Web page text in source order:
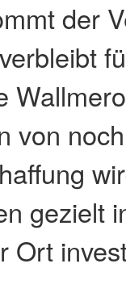
der
von
gezielt
Ort